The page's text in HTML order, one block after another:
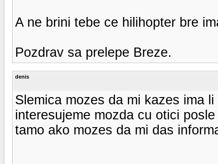
A ne brini tebe ce hilihopter bre
Pozdrav sa prelepe Breze.
denis
Slemica mozes da mi kazes ima
interesujeme mozda cu otici
tamo ako mozes da mi das